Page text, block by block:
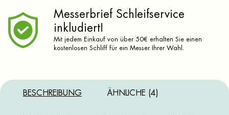
Messerbrief Schleifservice
inkludiert!
Mit jedem Einkauf von über 50€ erhalten Sie einen
kostenlosen Schliff für ein Messer Ihrer Wahl.
BESCHREIBUNG ÄHNLICHE (4)